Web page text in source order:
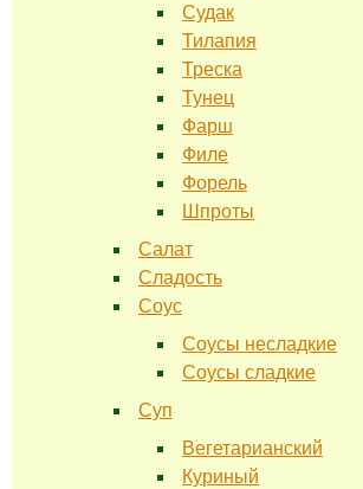
Судак
Тилапия
Треска
Тунец
Фарш
Филе
Форель
Шпроты
Салат
Сладость
Соус
Соусы несладкие
Соусы сладкие
Суп
Вегетарианский
Куриный